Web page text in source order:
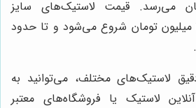
تومان می‌رسد. قیمت لاستیک‌های سایز
235/50R19، از حدود 3 میلیون تومان شروع می‌شود و تا حدود
لاستیک‌های مختلف، می‌توانید به
لاستیک یا فروشگاه‌های معتبر